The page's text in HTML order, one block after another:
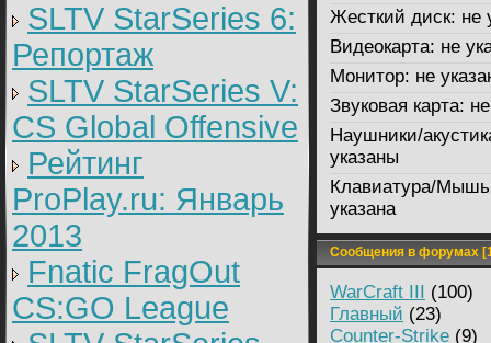
SLTV StarSeries 6:
Репортаж
SLTV StarSeries V:
CS Global Offensive
Рейтинг
ProPlay.ru: Январь
2013
Fnatic FragOut
CS:GO League
Жесткий диск: не
Видеокарта: не
Монитор: не
Звуковая карта:
Наушники/
указаны
Клавиатура/
указана
Сообщения в форумах
WarCraft III (100)
Главный (23)
Counter-Strike (9)